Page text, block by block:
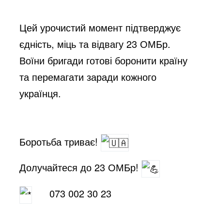
Цей урочистий момент підтверджує
єдність, міць та відвагу 23 ОМБр.
Воїни бригади готові боронити країну
та перемагати заради кожного
українця.
Боротьба триває!
Долучайтеся до 23 ОМБр!
073 002 30 23